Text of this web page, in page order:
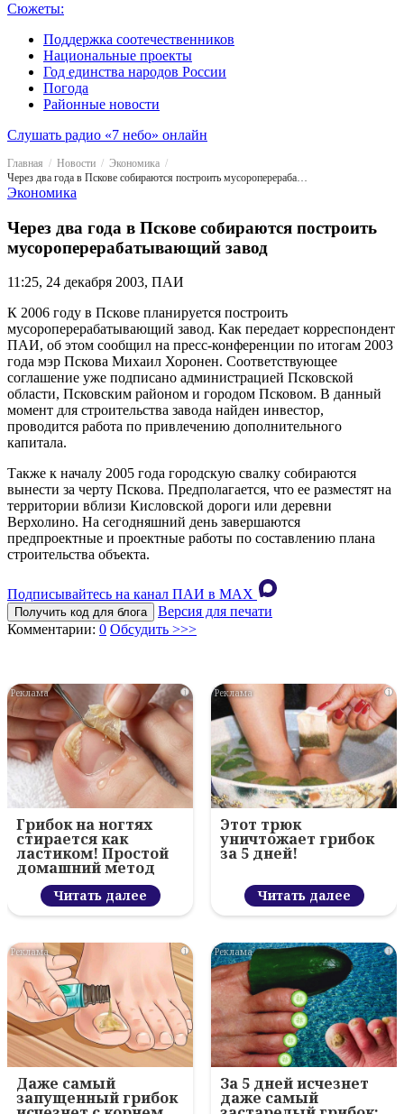
Сюжеты:
Поддержка соотечественников
Национальные проекты
Год единства народов России
Погода
Районные новости
Слушать радио «7 небо» онлайн
Главная Новости
Экономика
Через два года в Пскове собираются построить мусороперерабатывающий завод
Экономика
Через два года в Пскове собираются построить
мусороперерабатывающий завод
11:25, 24 декабря 2003, ПАИ
К 2006 году в Пскове планируется построить
мусороперерабатывающий завод. Как передает корреспондент
ПАИ, об этом сообщил на пресс-конференции по итогам 2003
года мэр Пскова Михаил Хоронен. Соответствующее
соглашение уже подписано администрацией Псковской
области, Псковским районом и городом Псковом. В данный
момент для строительства завода найден инвестор,
проводится работа по привлечению дополнительного
капитала.
Также к началу 2005 года городскую свалку собираются
вынести за черту Пскова. Предполагается, что ее разместят на
территории вблизи Кисловской дороги или деревни
Верхолино. На сегодняшний день завершаются
предпроектные и проектные работы по составлению плана
строительства объекта.
Подписывайтесь на канал ПАИ в MAХ
Получить код для блога
Версия для печати
Комментарии: 0 Обсудить >>>
i
Грибок на ногтях
стирается как
ластиком! Простой
домашний метод
Читать далее
i
Этот трюк
уничтожает грибок
за 5 дней!
Читать далее
i
Даже самый
запущенный грибок
i
За 5 дней исчезнет
даже самый